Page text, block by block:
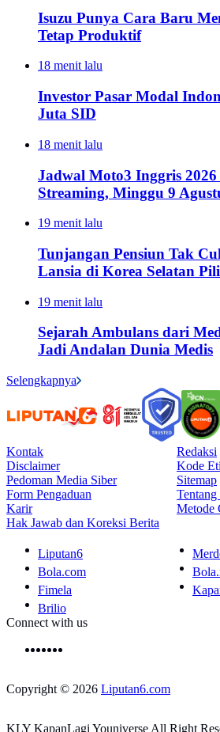
Isuzu Punya Cara Baru
Tetap Produktif
18 menit lalu
Investor Pasar Modal
Juta SID
18 menit lalu
Jadwal Moto3 Inggris
Streaming, Minggu 9
19 menit lalu
Tunjangan Pensiun Tak
Lansia di Korea Selatan
19 menit lalu
Sejarah Ambulans dari
Jadi Andalan Dunia Medis
Selengkapnya
Kontak
Redaksi
Disclaimer
Kode
Pedoman Media Siber
Sitemap
Form Pengaduan
Karir
Metode
Hak Jawab dan Koreksi Berita
Liputan6
Bola.com
Fimela
Brilio
Connect with us
Copyright © 2026 Liputan6.com
KLY KapanLagi Youniverse All Right